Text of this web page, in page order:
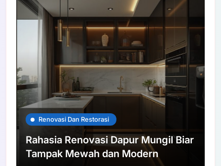
Renovasi Dan Restorasi
Rahasia Renovasi Dapur Mungil Biar
Tampak Mewah dan Modern